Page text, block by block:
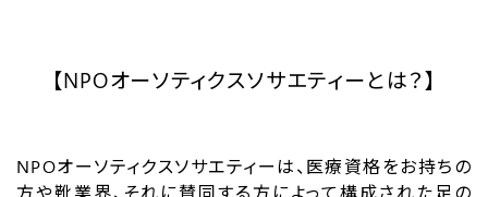
【NPOオーソティクスソサエティーとは？】
NPOオーソティクスソサエティーは、医療資格をお持ちの
方や靴業界、それに賛同する方によって構成された足の